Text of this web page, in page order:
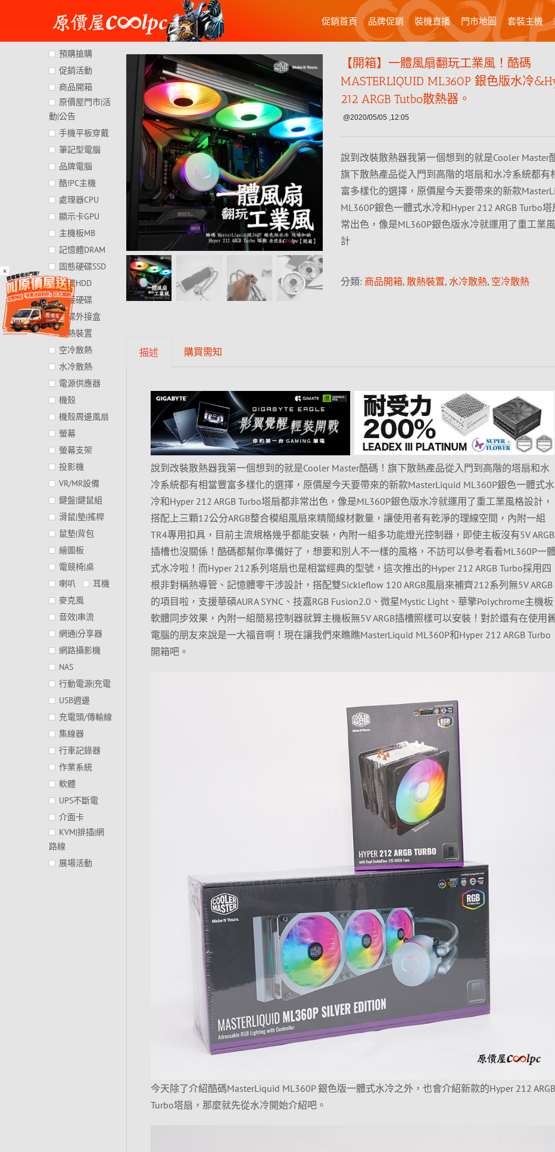
×
content
促銷首頁 品牌促銷 裝機直播 門市地圖 套裝主機
【開箱】一體風扇翻玩工業風！酷碼
MASTERLIQUID ML360P 銀色版水冷
212 ARGB Tutbo散熱器。
@2020/05/05 ,12:05
說到改裝散熱器我第一個想到的就是Cooler Master
旗下散熱產品從入門到高階的塔扇和水冷系統都有
富多樣化的選擇，原價屋今天要帶來的新款
ML360P銀色一體式水冷和Hyper 212 ARGB Turbo
常出色，像是ML360P銀色版水冷就運用了重工業
計
分類: 商品開箱, 散熱裝置, 水冷散熱, 空冷散熱
描述 購買需知
說到改裝散熱器我第一個想到的就是Cooler Master酷碼！旗下散熱產品從入門到高階的塔扇和水
冷系統都有相當豐富多樣化的選擇，原價屋今天要帶來的新款MasterLiquid ML360P銀色一體式水
冷和Hyper 212 ARGB Turbo塔扇都非常出色，像是ML360P銀色版水冷就運用了重工業風格設計，
搭配上三顆12公分ARGB整合模組風扇來精簡線材數量，讓使用者有乾淨的理線空間，內附一組
TR4專用扣具，目前主流規格幾乎都能安裝，內附一組多功能燈光控制器，即使主板沒有5V ARGB
插槽也沒關係！酷碼都幫你準備好了，想要和別人不一樣的風格，不訪可以參考看看ML360P一體
式水冷啦！而Hyper 212系列塔扇也是相當經典的型號，這次推出的Hyper 212 ARGB Turbo採用四
根非對稱熱導管、記憶體零干涉設計，搭配雙Sickleflow 120 ARGB風扇來補齊212系列無5V ARGB
的項目啦，支援華碩AURA SYNC、技嘉RGB Fusion2.0、微星Mystic Light、華擎Polychrome主機板
軟體同步效果，內附一組簡易控制器就算主機板無5V ARGB插槽照樣可以安裝！對於還有在使用
電腦的朋友來說是一大福音啊！現在讓我們來瞧瞧MasterLiquid ML360P和Hyper 212 ARGB Turbo
開箱吧。
今天除了介紹酷碼MasterLiquid ML360P 銀色版一體式水冷之外，也會介紹新款的Hyper 212 ARGB
Turbo塔扇，那麼就先從水冷開始介紹吧。
預購搶購
促銷活動
商品開箱
原價屋門市|活
動|公告
手機平板穿戴
筆記型電腦
品牌電腦
酷!PC主機
處理器CPU
顯示卡GPU
主機板MB
記憶體DRAM
固態硬碟SSD
硬碟HDD
外接硬碟
硬碟外接盒
散熱裝置
空冷散熱
水冷散熱
電源供應器
機殼
機殼周邊風扇
螢幕
螢幕支架
投影機
VR/MR設備
鍵盤|鍵鼠組
滑鼠|墊|搖桿
鼠墊|背包
繪圖板
電競椅|桌
喇叭
耳機
麥克風
音效|串流
網通|分享器
網路攝影機
NAS
行動電源|充電
USB週邊
充電頭/傳輸線
集線器
行車記錄器
作業系統
軟體
UPS不斷電
介面卡
KVM|排插|網
路線
展場活動